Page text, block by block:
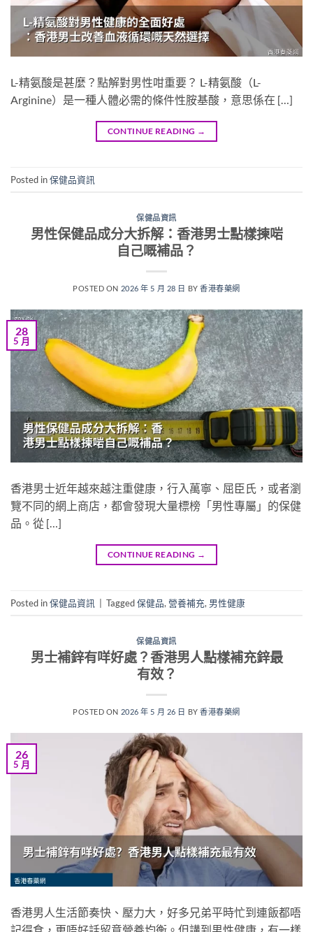
L-精氨酸是甚麼？點解對男性咁重要？ L-精氨酸（L-
Arginine）是一種人體必需的條件性胺基酸，意思係在 […]
CONTINUE READING →
Posted in保健品資訊
保健品資訊
男性保健品成分大拆解：香港男士點樣揀啱
自己嘅補品？
POSTED ON 2026 年 5 月 28 日 BY香港春藥網
28
5 月
香港男士近年越來越注重健康，行入萬寧、屈臣氏，或者瀏
覽不同的網上商店，都會發現大量標榜「男性專屬」的保健
品。從 […]
CONTINUE READING →
Posted in保健品資訊 Tagged保健品, 營養補充, 男性健康
保健品資訊
男士補鋅有咩好處？香港男人點樣補充鋅最
有效？
POSTED ON 2026 年 5 月 26 日 BY香港春藥網
26
5 月
香港男人生活節奏快、壓力大，好多兄弟平時忙到連飯都唔
記得食，更唔好話留意營養均衡。但講到男性健康，有一樣